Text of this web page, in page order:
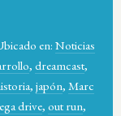
en: Noticias
, dreamcast,
, japón, Marc
drive, out run,